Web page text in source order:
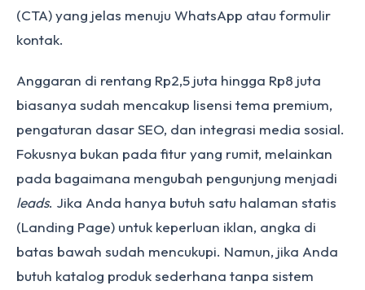
(CTA) yang jelas menuju WhatsApp atau formulir
kontak.
Anggaran di rentang Rp2,5 juta hingga Rp8 juta
biasanya sudah mencakup lisensi tema premium,
pengaturan dasar SEO, dan integrasi media sosial.
Fokusnya bukan pada fitur yang rumit, melainkan
pada bagaimana mengubah pengunjung menjadi
leads. Jika Anda hanya butuh satu halaman statis
(Landing Page) untuk keperluan iklan, angka di
batas bawah sudah mencukupi. Namun, jika Anda
butuh katalog produk sederhana tanpa sistem